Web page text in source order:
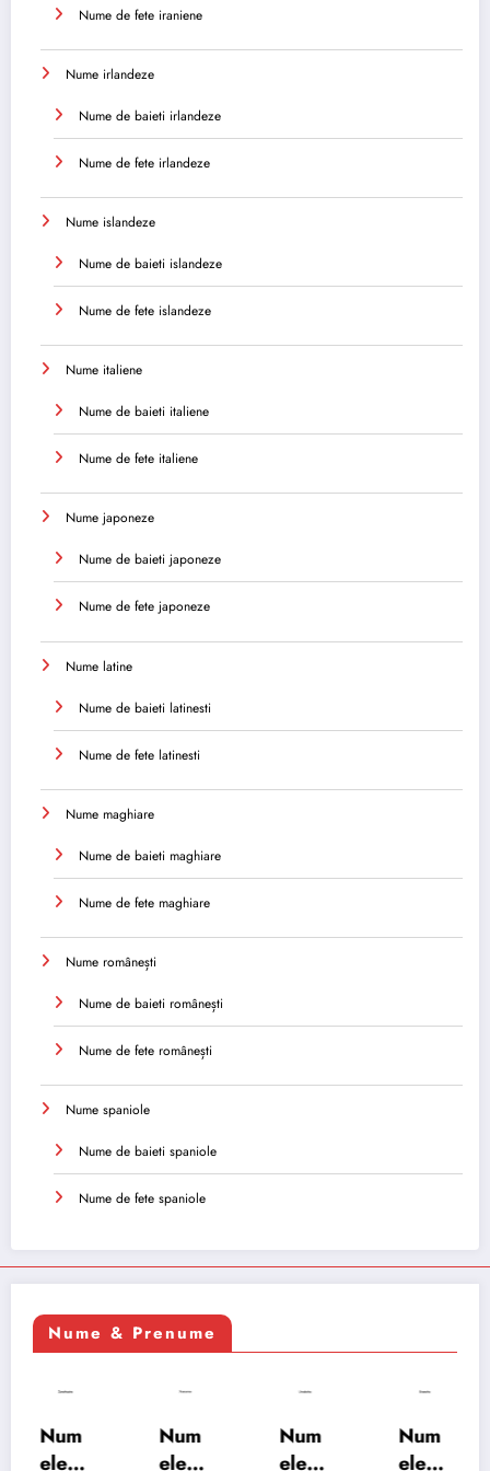
Nume de fete iraniene
Nume irlandeze
Nume de baieti irlandeze
Nume de fete irlandeze
Nume islandeze
Nume de baieti islandeze
Nume de fete islandeze
Nume italiene
Nume de baieti italiene
Nume de fete italiene
Nume japoneze
Nume de baieti japoneze
Nume de fete japoneze
Nume latine
Nume de baieti latinesti
Nume de fete latinesti
Nume maghiare
Nume de baieti maghiare
Nume de fete maghiare
Nume românești
Nume de baieti românești
Nume de fete românești
Nume spaniole
Nume de baieti spaniole
Nume de fete spaniole
Nume & Prenume
Num
ele
Num
ele
Num
ele
Num
ele